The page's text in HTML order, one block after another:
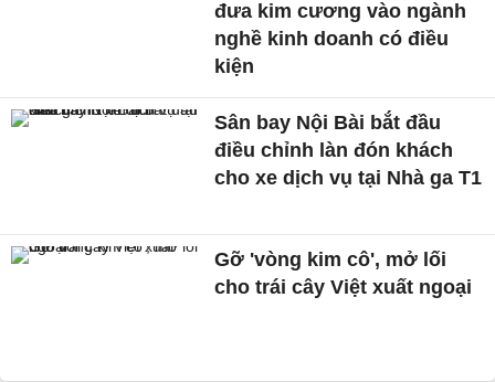
đưa kim cương vào ngành
nghề kinh doanh có điều
kiện
Sân bay Nội Bài bắt đầu
điều chỉnh làn đón khách
cho xe dịch vụ tại Nhà ga T1
Gỡ 'vòng kim cô', mở lối
cho trái cây Việt xuất ngoại